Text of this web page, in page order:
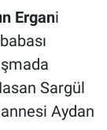
Ergani
Sargül
annesi Aydan